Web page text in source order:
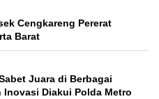
Cengkareng Pererat
Barat
Juara di Berbagai
Inovasi Diakui Polda Metro